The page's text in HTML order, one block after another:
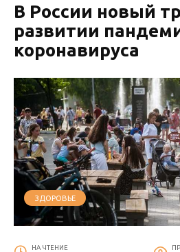
В России новый
развитии
коронавируса
ЗДОРОВЬЕ
НА ЧТЕНИЕ